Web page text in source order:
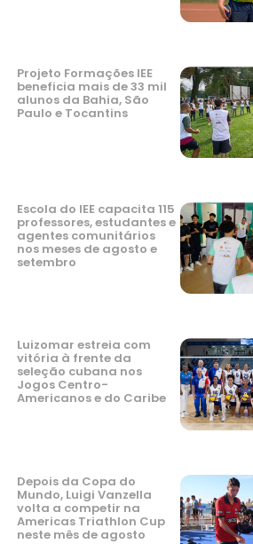
Projeto Formações IEE
beneficia mais de 33 mil
alunos da Bahia, São
Paulo e Tocantins
Escola do IEE capacita 115
professores, estudantes e
agentes comunitários
nos meses de agosto e
setembro
Luizomar estreia com
vitória à frente da
seleção cubana nos
Jogos Centro-
Americanos e do Caribe
Depois da Copa do
Mundo, Luigi Vanzella
volta a competir na
Americas Triathlon Cup
neste mês de agosto